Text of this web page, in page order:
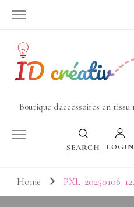
Boutique d'accessoires en tissu
SEARCH LOGIN
Votre
Home